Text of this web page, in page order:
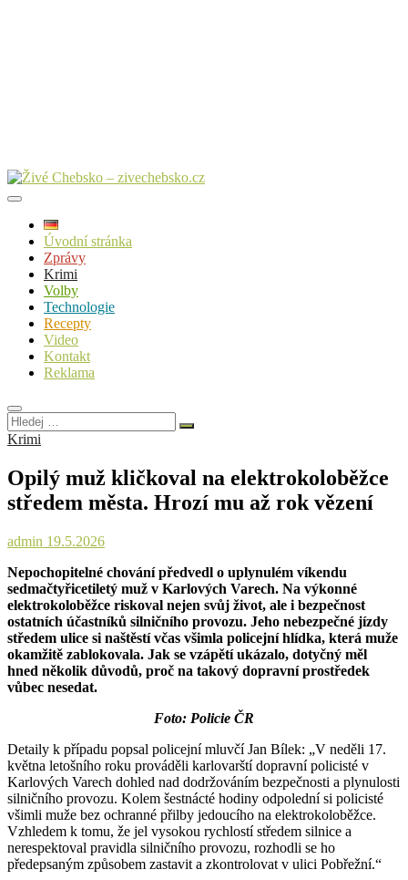
Úvodní stránka
Zprávy
Krimi
Volby
Technologie
Recepty
Video
Kontakt
Reklama
Hledej
…
Krimi
Opilý muž kličkoval na elektrokoloběžce
středem města. Hrozí mu až rok vězení
admin 19.5.2026
Nepochopitelné chování předvedl o uplynulém víkendu
sedmačtyřicetiletý muž v Karlových Varech. Na výkonné
elektrokoloběžce riskoval nejen svůj život, ale i bezpečnost
ostatních účastníků silničního provozu. Jeho nebezpečné jízdy
středem ulice si naštěstí včas všimla policejní hlídka, která muže
okamžitě zablokovala. Jak se vzápětí ukázalo, dotyčný měl
hned několik důvodů, proč na takový dopravní prostředek
vůbec nesedat.
Foto: Policie ČR
Detaily k případu popsal policejní mluvčí Jan Bílek: „V neděli 17.
května letošního roku prováděli karlovarští dopravní policisté v
Karlových Varech dohled nad dodržováním bezpečnosti a plynulosti
silničního provozu. Kolem šestnácté hodiny odpolední si policisté
všimli muže bez ochranné přilby jedoucího na elektrokoloběžce.
Vzhledem k tomu, že jel vysokou rychlostí středem silnice a
nerespektoval pravidla silničního provozu, rozhodli se ho
předepsaným způsobem zastavit a zkontrolovat v ulici Pobřežní.“